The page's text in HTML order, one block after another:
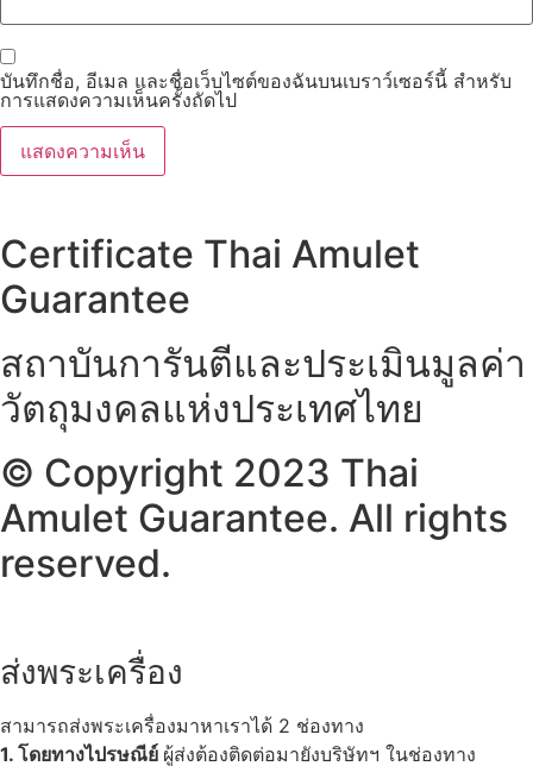
บันทึกชื่อ, อีเมล และชื่อเว็บไซต์ของฉันบนเบราว์เซอร์นี้ สำหรับ
การแสดงความเห็นครั้งถัดไป
Certificate Thai Amulet
Guarantee
สถาบันการันตีและประเมินมูลค่า
วัตถุมงคลแห่งประเทศไทย
© Copyright 2023 Thai
Amulet Guarantee. All rights
reserved.
ส่งพระเครื่อง
สามารถส่งพระเครื่องมาหาเราได้ 2 ช่องทาง
1. โดยทางไปรษณีย์ ผู้ส่งต้องติดต่อมายังบริษัทฯ ในช่องทาง